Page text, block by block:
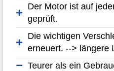
Der Motor ist auf
geprüft.
Die wichtigen
erneuert. --> längere
Teurer als ein